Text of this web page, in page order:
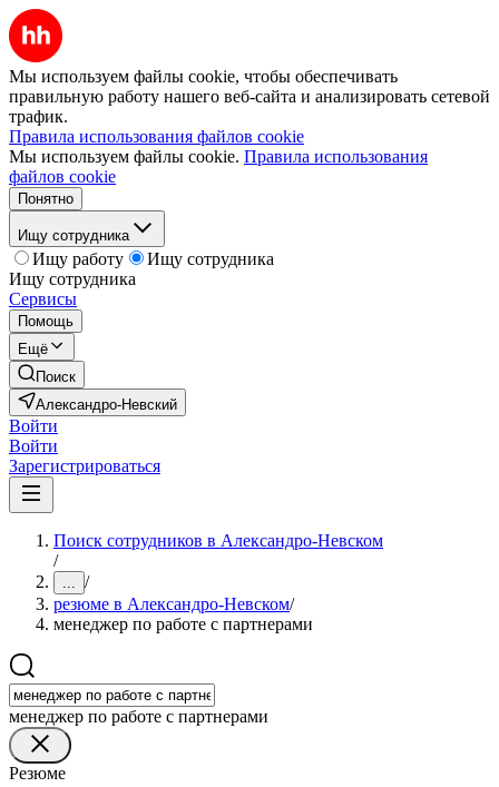
Мы используем файлы cookie, чтобы обеспечивать
правильную работу нашего веб-сайта и анализировать сетевой
трафик.
Правила использования файлов cookie
Мы используем файлы cookie. Правила использования
файлов cookie
Понятно
Ищу сотрудника
Ищу работу
Ищу сотрудника
Ищу сотрудника
Сервисы
Помощь
Ещё
Поиск
Александро-Невский
Войти
Войти
Зарегистрироваться
Поиск сотрудников в Александро-Невском
/
... /
резюме в Александро-Невском/
менеджер по работе с партнерами
менеджер по работе с партнерами
Резюме